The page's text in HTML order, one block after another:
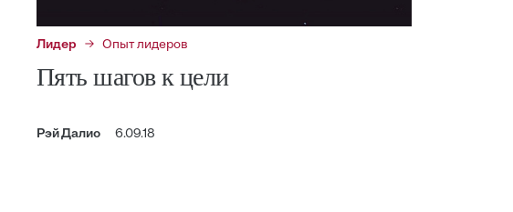
Лидер Опыт лидеров
Пять шагов к цели
Рэй Далио 6.09.18